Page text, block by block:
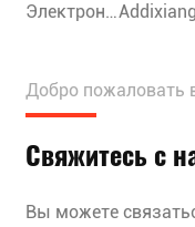
Электронная почта:
Добро пожаловать
Свяжитесь с
Вы можете